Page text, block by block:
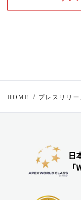
HOME プレスリリー
日